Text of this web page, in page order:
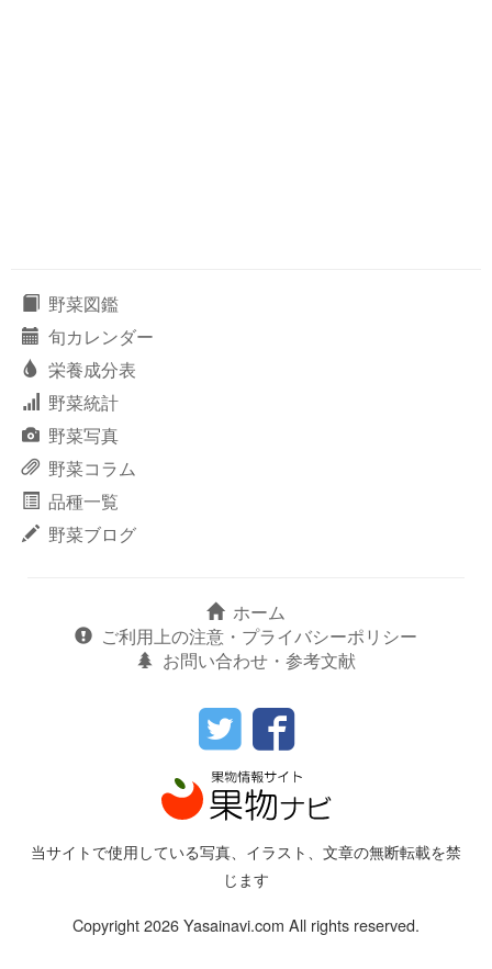
野菜図鑑
旬カレンダー
栄養成分表
野菜統計
野菜写真
野菜コラム
品種一覧
野菜ブログ
ホーム
ご利用上の注意・プライバシーポリシー
お問い合わせ・参考文献
当サイトで使用している写真、イラスト、文章の無断転載を禁
じます
Copyright 2026 Yasainavi.com All rights reserved.